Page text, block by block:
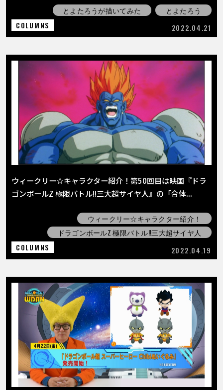
とよたろうが描いてみた
とよたろう
COLUMNS
2022.04.21
ウィークリー☆キャラクター紹介！第50回目は映画『ドラ
ゴンボールZ 極限バトル!!三大超サイヤ人』の「合体...
ウィークリー☆キャラクター紹介！
ドラゴンボールZ 極限バトル!!三大超サイヤ人
COLUMNS
2022.04.19